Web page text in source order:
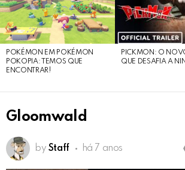
STORIES
POKÉMON EM POKÉMON
POKOPIA: TEMOS QUE
ENCONTRAR!
PICKMON: O
QUE DESAFIA A
Gloomwald
by Staff há 7 anos